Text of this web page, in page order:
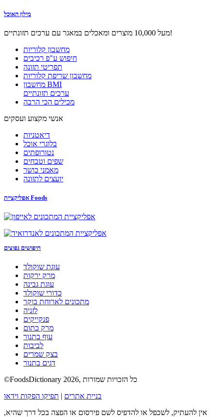
מילון האוכל
מעל 10,000 מוצרים ומאכלים במאגר עם ערכים תזונתיים!
מחשבון קלוריות
חיפוש ע"פ רכיבים
תפריטי תזונה
מחשבון שריפת קלוריות
מחשבון BMI
ערכים תזונתיים
מכילים הכי הרבה
אנשי מקצוע ועסקים
דיאטניות
בלוגרי אוכל
נטורופתים
שפים וטבחים
מאמני כושר
יועצים לתזונה
אפליקציית Foods
חיפושים נפוצים
עוגת שוקולד
מרק ירקות
עוגת גבינה
כדורי שוקולד
מתכונים לארוחת בוקר
לזניה
פנקייקים
מרק כתום
עוף בתנור
לביבות
בצק שמרים
דגים בתנור
©FoodsDictionary 2026, כל הזכויות שמורות
בניית אתרים
תפיקו הפקות וידאו
אין להעתיק, לשכפל או להדפיס לשם פירסום או הפצה בכל דרך שהיא,